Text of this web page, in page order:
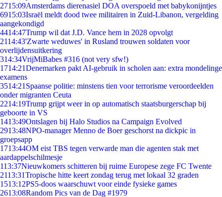
2715:09Amsterdams dierenasiel DOA overspoeld met babykonijntjes
6915:03Israël meldt dood twee militairen in Zuid-Libanon, vergelding
aangekondigd
4414:47Trump wil dat J.D. Vance hem in 2028 opvolgt
2114:43'Zwarte weduwes' in Rusland trouwen soldaten voor
overlijdensuitkering
314:34VrijMiBabes #316 (not very sfw!)
1714:21Denemarken pakt AI-gebruik in scholen aan: extra mondelinge
examens
3514:21 Spaanse politie: minstens tien voor terrorisme veroordeelden
onder migranten Ceuta
2214:19Trump grijpt weer in op automatisch staatsburgerschap bij
geboorte in VS
1413:49Ontslagen bij Halo Studios na Campaign Evolved
2913:48NPO-manager Menno de Boer geschorst na dickpic in
groepsapp
1713:44OM eist TBS tegen verwarde man die agenten stak met
aardappelschilmesje
113:37Nieuwkomers schitteren bij ruime Europese zege FC Twente
2113:31Tropische hitte keert zondag terug met lokaal 32 graden
1513:12PS5-doos waarschuwt voor einde fysieke games
2613:08Random Pics van de Dag #1979